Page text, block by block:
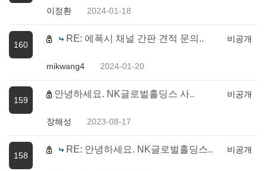
이정환 2024-01-18
160
RE: 에폭시 채널 간판 견적 문의..
mikwang4 2024-01-20
비공개
159
안녕하세요. NK글로벌홀딩스 사..
장해성 2023-08-17
비공개
158
RE: 안녕하세요. NK글로벌홀딩스.. 비공개